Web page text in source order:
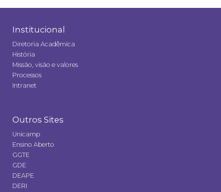
Institucional
Diretoria Acadêmica
História
Missão, visão e valores
Processos
Intranet
Outros Sites
Unicamp
Ensino Aberto
GGTE
GDE
DEAPE
DERI